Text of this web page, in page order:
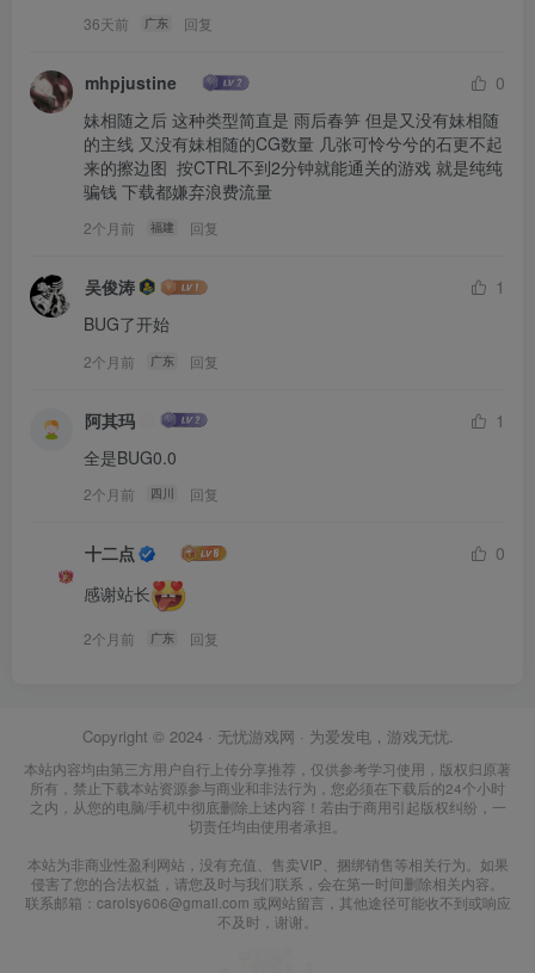
36天前 广东 回复
mhpjustine
0
妹相随之后 这种类型简直是 雨后春笋 但是又没有妹相随
的主线 又没有妹相随的CG数量 几张可怜兮兮的石更不起
来的擦边图  按CTRL不到2分钟就能通关的游戏 就是纯纯
骗钱 下载都嫌弃浪费流量
2个月前 福建 回复
吴俊涛
1
BUG了开始
2个月前 广东 回复
阿其玛
1
全是BUG0.0
2个月前 四川 回复
十二点
0
感谢站长
2个月前 广东 回复
Copyright © 2024 · 无忧游戏网 · 为爱发电，游戏无忧.
本站内容均由第三方用户自行上传分享推荐，仅供参考学习使用，版权归原著
所有，禁止下载本站资源参与商业和非法行为，您必须在下载后的24个小时
之内，从您的电脑/手机中彻底删除上述内容！若由于商用引起版权纠纷，一
切责任均由使用者承担。
本站为非商业性盈利网站，没有充值、售卖VIP、捆绑销售等相关行为。如果
侵害了您的合法权益，请您及时与我们联系，会在第一时间删除相关内容。
联系邮箱：carolsy606@gmail.com 或网站留言，其他途径可能收不到或响应
不及时，谢谢。